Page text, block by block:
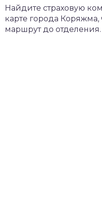
Найдите страховую
карте города
маршрут до отделения.